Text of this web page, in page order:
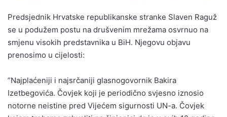
Predsjednik Hrvatske republikanske stranke Slaven Raguž
se u podužem postu na drušvenim mrežama osvrnuo na
smjenu visokih predstavnika u BiH. Njegovu objavu
prenosimo u cijelosti:
”Najplaćeniji i najsrčaniji glasnogovornik Bakira
Izetbegovića. Čovjek koji je periodično svjesno iznosio
notorne neistine pred Vijećem sigurnosti UN-a. Čovjek